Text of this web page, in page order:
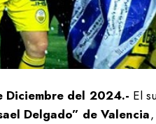
Diciembre del 2024.- El
Delgado” de Valencia